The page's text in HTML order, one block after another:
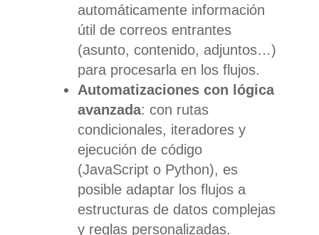
automáticamente información
útil de correos entrantes
(asunto, contenido, adjuntos…)
para procesarla en los flujos.
Automatizaciones con lógica
avanzada: con rutas
condicionales, iteradores y
ejecución de código
(JavaScript o Python), es
posible adaptar los flujos a
estructuras de datos complejas
y reglas personalizadas.